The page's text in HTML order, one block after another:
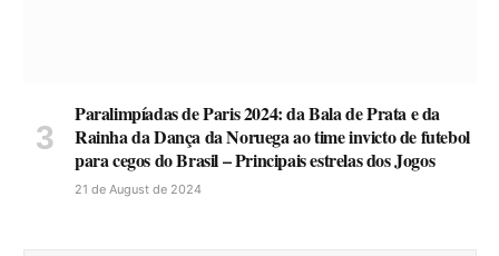
Paralimpíadas de Paris 2024: da Bala de Prata e da
Rainha da Dança da Noruega ao time invicto de futebol
para cegos do Brasil – Principais estrelas dos Jogos
21 de August de 2024